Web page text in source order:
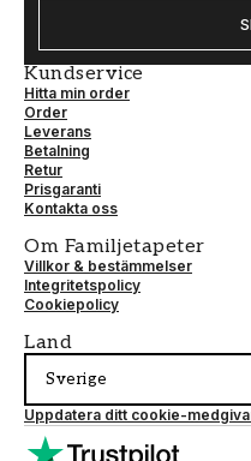
Kundservice
Hitta min order
Order
Leverans
Betalning
Retur
Prisgaranti
Kontakta oss
Om Familjetapeter
Villkor & bestämmelser
Integritetspolicy
Cookiepolicy
Land
Sverige
Uppdatera ditt cookie-